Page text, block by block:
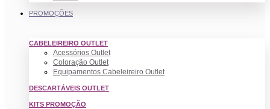
PROMOÇÕES
CABELEIREIRO OUTLET
Acessórios Outlet
Coloração Outlet
Equipamentos Cabeleireiro Outlet
DESCARTÁVEIS OUTLET
KITS PROMOÇÃO